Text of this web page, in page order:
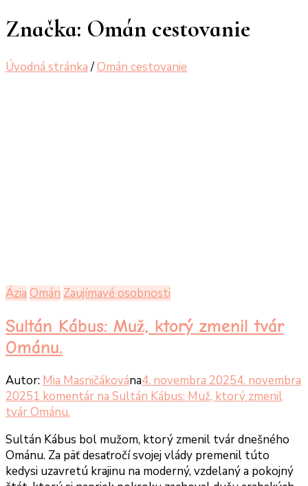
Značka: Omán cestovanie
Úvodná stránka /Omán cestovanie
Ázia Omán Zaujímavé osobnosti
Sultán Kábus: Muž, ktorý zmenil tvár
Ománu.
Autor: Mia Masničákována4. novembra 20254. novembra
20251 komentár na Sultán Kábus: Muž, ktorý zmenil
tvár Ománu.
Sultán Kábus bol mužom, ktorý zmenil tvár dnešného
Ománu. Za päť desaťročí svojej vlády premenil túto
kedysi uzavretú krajinu na moderný, vzdelaný a pokojný